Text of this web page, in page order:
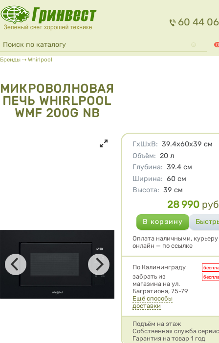
Перейти к основному содержанию
60 44 06
Форма поиска
Поиск 0
Вы здесь
Бренды ⇢ Whirlpool
МИКРОВОЛНОВАЯ
ПЕЧЬ WHIRLPOOL
WMF 200G NB
Характеристики
ГхШхВ: 39.4х60х39 см
Объём: 20 л
Глубина: 39.4 см
Ширина: 60 см
Высота: 39 см
Цена
28 990
Оплата наличными, курьеру
онлайн — по ссылке
Условия доставки
По Калининграду
забрать из
магазина на ул.
Багратиона, 75-79
Ещё способы
доставки
Подъём на этаж
Собственная служба
Гарантия на товар 1 год